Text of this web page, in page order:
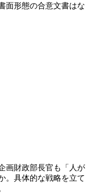
面形態の合意文書はな
画財政部長官も「人が
。具体的な戦略を立て